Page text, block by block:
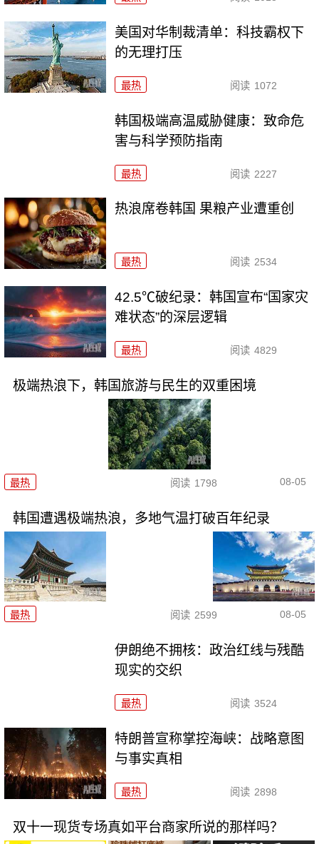
美国对华制裁清单：科技霸权下
的无理打压
最热 阅读 1072
韩国极端高温威胁健康：致命危
害与科学预防指南
最热 阅读 2227
热浪席卷韩国 果粮产业遭重创
最热 阅读 2534
42.5℃破纪录：韩国宣布“国家灾
难状态”的深层逻辑
最热 阅读 4829
极端热浪下，韩国旅游与民生的双重困境
最热 阅读 1798 08-05
韩国遭遇极端热浪，多地气温打破百年纪录
最热 阅读 2599 08-05
伊朗绝不拥核：政治红线与残酷
现实的交织
最热 阅读 3524
特朗普宣称掌控海峡：战略意图
与事实真相
最热 阅读 2898
双十一现货专场真如平台商家所说的那样吗？